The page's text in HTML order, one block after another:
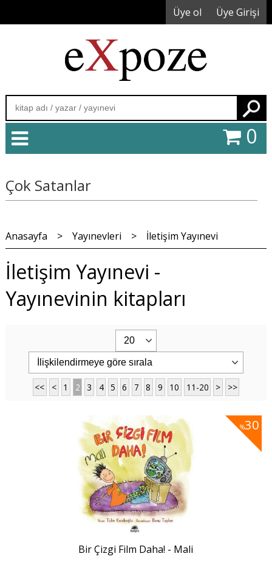
Üye ol Üye Girişi
0
Çok Satanlar
Anasayfa > Yayınevleri > İletişim Yayınevi
İletişim Yayınevi -
Yayınevinin kitapları
<< < 1 2 3 4 5 6 7 8 9 10 11-20 > >>
%30
Bir Çizgi Film Daha! - Mali